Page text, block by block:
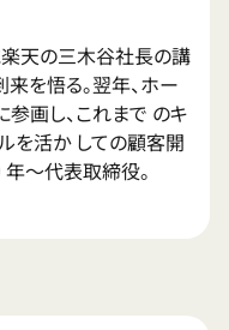
天の三木谷社長の講
を悟る。翌年、ホー
画し、これまで のキ
を活か しての顧客開
〜代表取締役。